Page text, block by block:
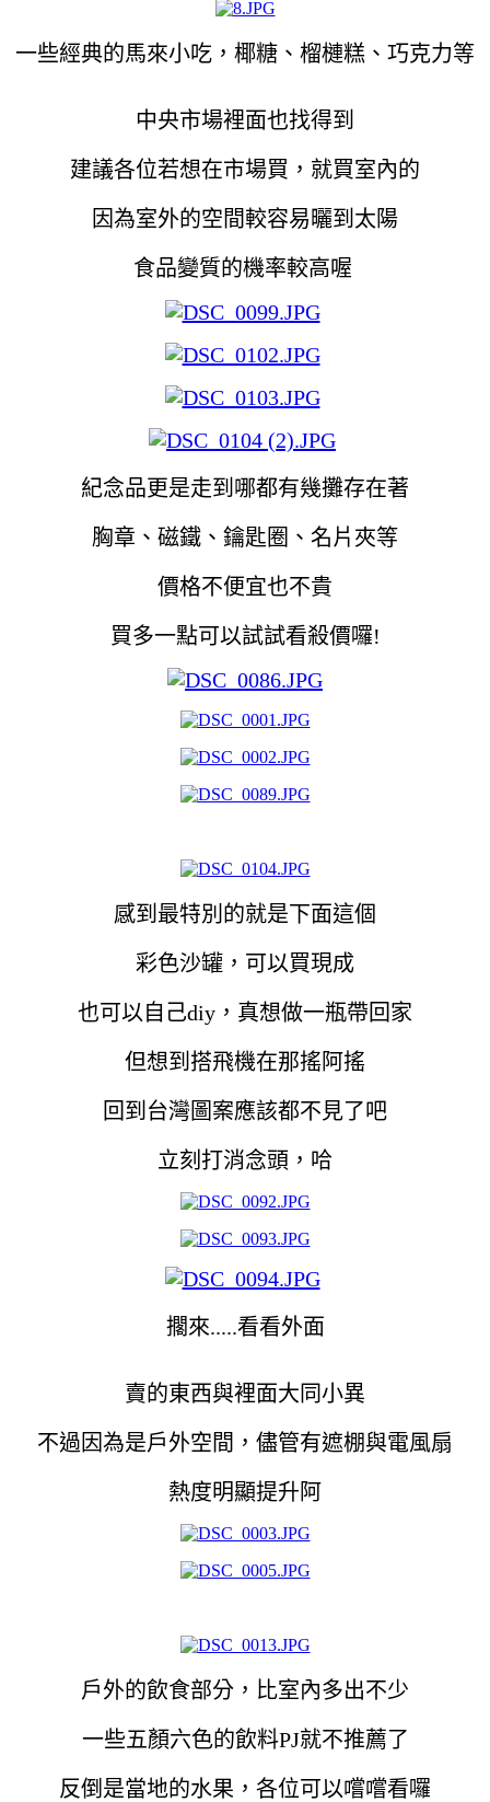
一些經典的馬來小吃， 椰糖、榴槤糕、巧克力等
中央市場裡面也找得到
建議各位若想在市場買，就買室內的
因為室外的空間較容易曬到太陽
食品變質的機率較高喔
紀念品更是走到哪都有幾攤存在著
胸章、磁鐵、鑰匙圈、名片夾等
價格不便宜也不貴
買多一點可以試試看殺價囉!
感到最特別的就是下面這個
彩色沙罐，可以買現成
也可以自己diy，真想做一瓶帶回家
但想到搭飛機在那搖阿搖
回到台灣圖案應該都不見了吧
立刻打消念頭，哈
擱來.....看看外面
賣的東西與裡面大同小異
不過 因為是戶外空間，儘管有遮棚與電風扇
熱度明顯提升阿
戶外的飲食部分，比室內多出不少
一些五顏六色的飲料PJ就不推薦了
反倒是當地的水果，各位可以嚐嚐看囉